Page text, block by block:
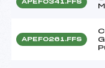
APEF0341.FFS
APEF0261.FFS